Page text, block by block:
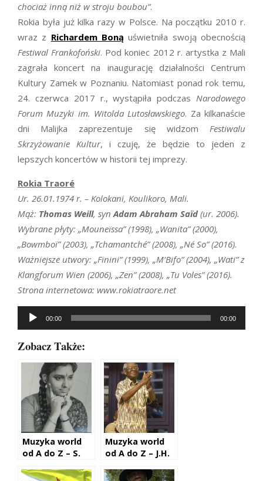
chociaż inną niż w stroju boubou”.
Rokia była już kilka razy w Polsce. Na początku 2010 r.
wraz z Richardem Boną uświetniła swoją obecnością
Festiwal Frankofoński. Pod koniec 2012 r. artystka z Mali
zagrała koncert na inaugurację działalności Centrum
Kultury Zamek w Poznaniu. Natomiast ponad rok temu,
24. czerwca 2017 r., wystąpiła podczas Narodowego
Forum Muzyki im. Witolda Lutosławskiego. Za kilkanaście
dni Malijka zaprezentuje się widzom Festiwalu
Skrzyżowanie Kultur, i czuję, że będzie to jeden z
lepszych koncertów w historii tej imprezy.
Rokia Traoré
Ur. 26.01.1974 r. – Kolokani, Koulikoro, Mali.
Mąż: Thomas Weill, synAdam Abraham Saïd(ur. 2006).
Wybrane płyty: „Mouneïssa” (1998), „Wanita” (2000),
„Bowmboï” (2003), „Tchamantché” (2008), „Né So” (2016).
Ważniejsze utwory: „Finini” (1999), „M’Bifo” (2004), „Wati” z
Klangforum Wien (2006), „Zen” (2008), „Tu Voles” (2016).
Strona internetowa: www.rokiatraore.net
Odtwarzacz
plików
dźwiękowych
00:00 00:00
Zobacz Także:
Muzyka world
od A do Z – S.
Muzyka world
od A do Z – J.H.